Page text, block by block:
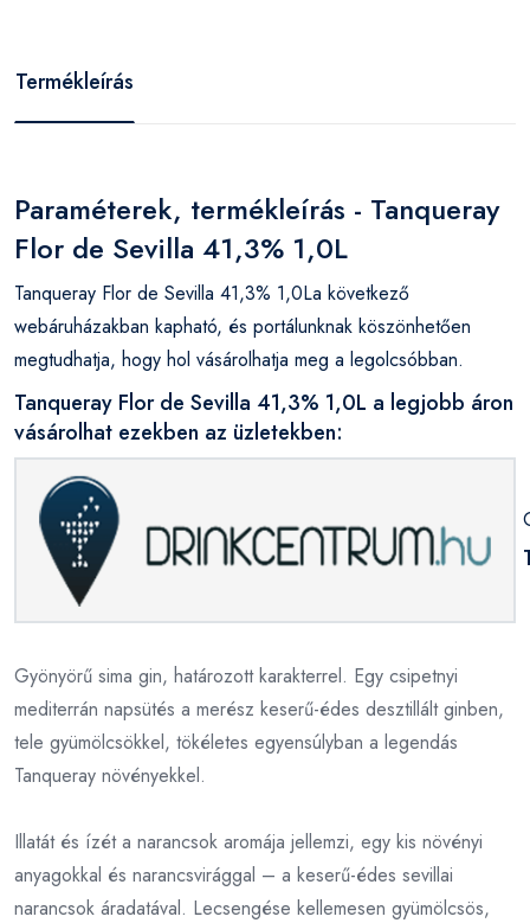
Termékleírás
Paraméterek, termékleírás - Tanqueray
Flor de Sevilla 41,3% 1,0L
Tanqueray Flor de Sevilla 41,3% 1,0La következő
webáruházakban kapható, és portálunknak köszönhetően
megtudhatja, hogy hol vásárolhatja meg a legolcsóbban.
Tanqueray Flor de Sevilla 41,3% 1,0L a legjobb áron
vásárolhat ezekben az üzletekben:
Gyönyörű sima gin, határozott karakterrel. Egy csipetnyi
mediterrán napsütés a merész keserű-édes desztillált ginben,
tele gyümölcsökkel, tökéletes egyensúlyban a legendás
Tanqueray növényekkel.
Illatát és ízét a narancsok aromája jellemzi, egy kis növényi
anyagokkal és narancsvirággal – a keserű-édes sevillai
narancsok áradatával. Lecsengése kellemesen gyümölcsös,